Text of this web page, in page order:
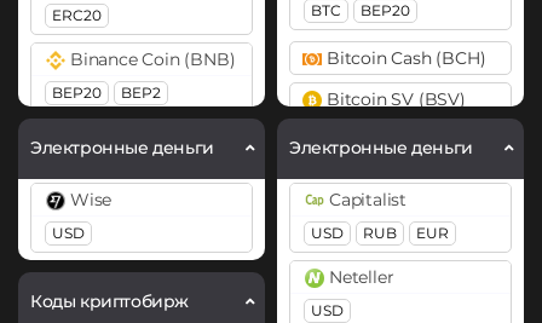
ERC20
Binance Coin (BNB)
BEP20 BEP2
Bitcoin Cash (BCH)
Cardano (ADA)
Chainlink (LINK)
Электронные деньги
Wise
USD
Коды криптобирж
BTC BEP20
Bitcoin Cash (BCH)
Bitcoin SV (BSV)
Cardano (ADA)
Cosmos (ATOM)
DASH
Dogecoin (DOGE)
DOGE
Электронные деньги
Capitalist
USD RUB EUR
Neteller
USD